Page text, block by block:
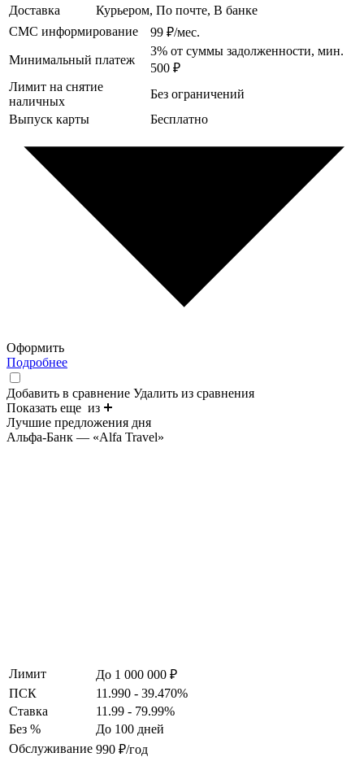
Доставка
Курьером, По почте, В банке
СМС информирование
99 ₽/мес.
Минимальный платеж
3% от суммы задолженности, мин.
500 ₽
Лимит на снятие
наличных
Без ограничений
Выпуск карты
Бесплатно
Оформить
Подробнее
Добавить в сравнение Удалить из сравнения
Показать еще из
Лучшие предложения дня
Альфа-Банк — «Alfa Travel»
Лимит
До 1 000 000 ₽
ПСК
11.990 - 39.470%
Ставка
11.99 - 79.99%
Без %
До 100 дней
Обслуживание 990 ₽/год